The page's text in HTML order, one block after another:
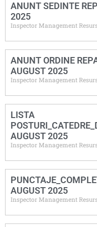
ANUNT SEDINTE
2025
Inspector Management
ANUNT ORDINE
AUGUST 2025
Inspector Management
LISTA
AUGUST 2025
Inspector Management
AUGUST 2025
Inspector Management